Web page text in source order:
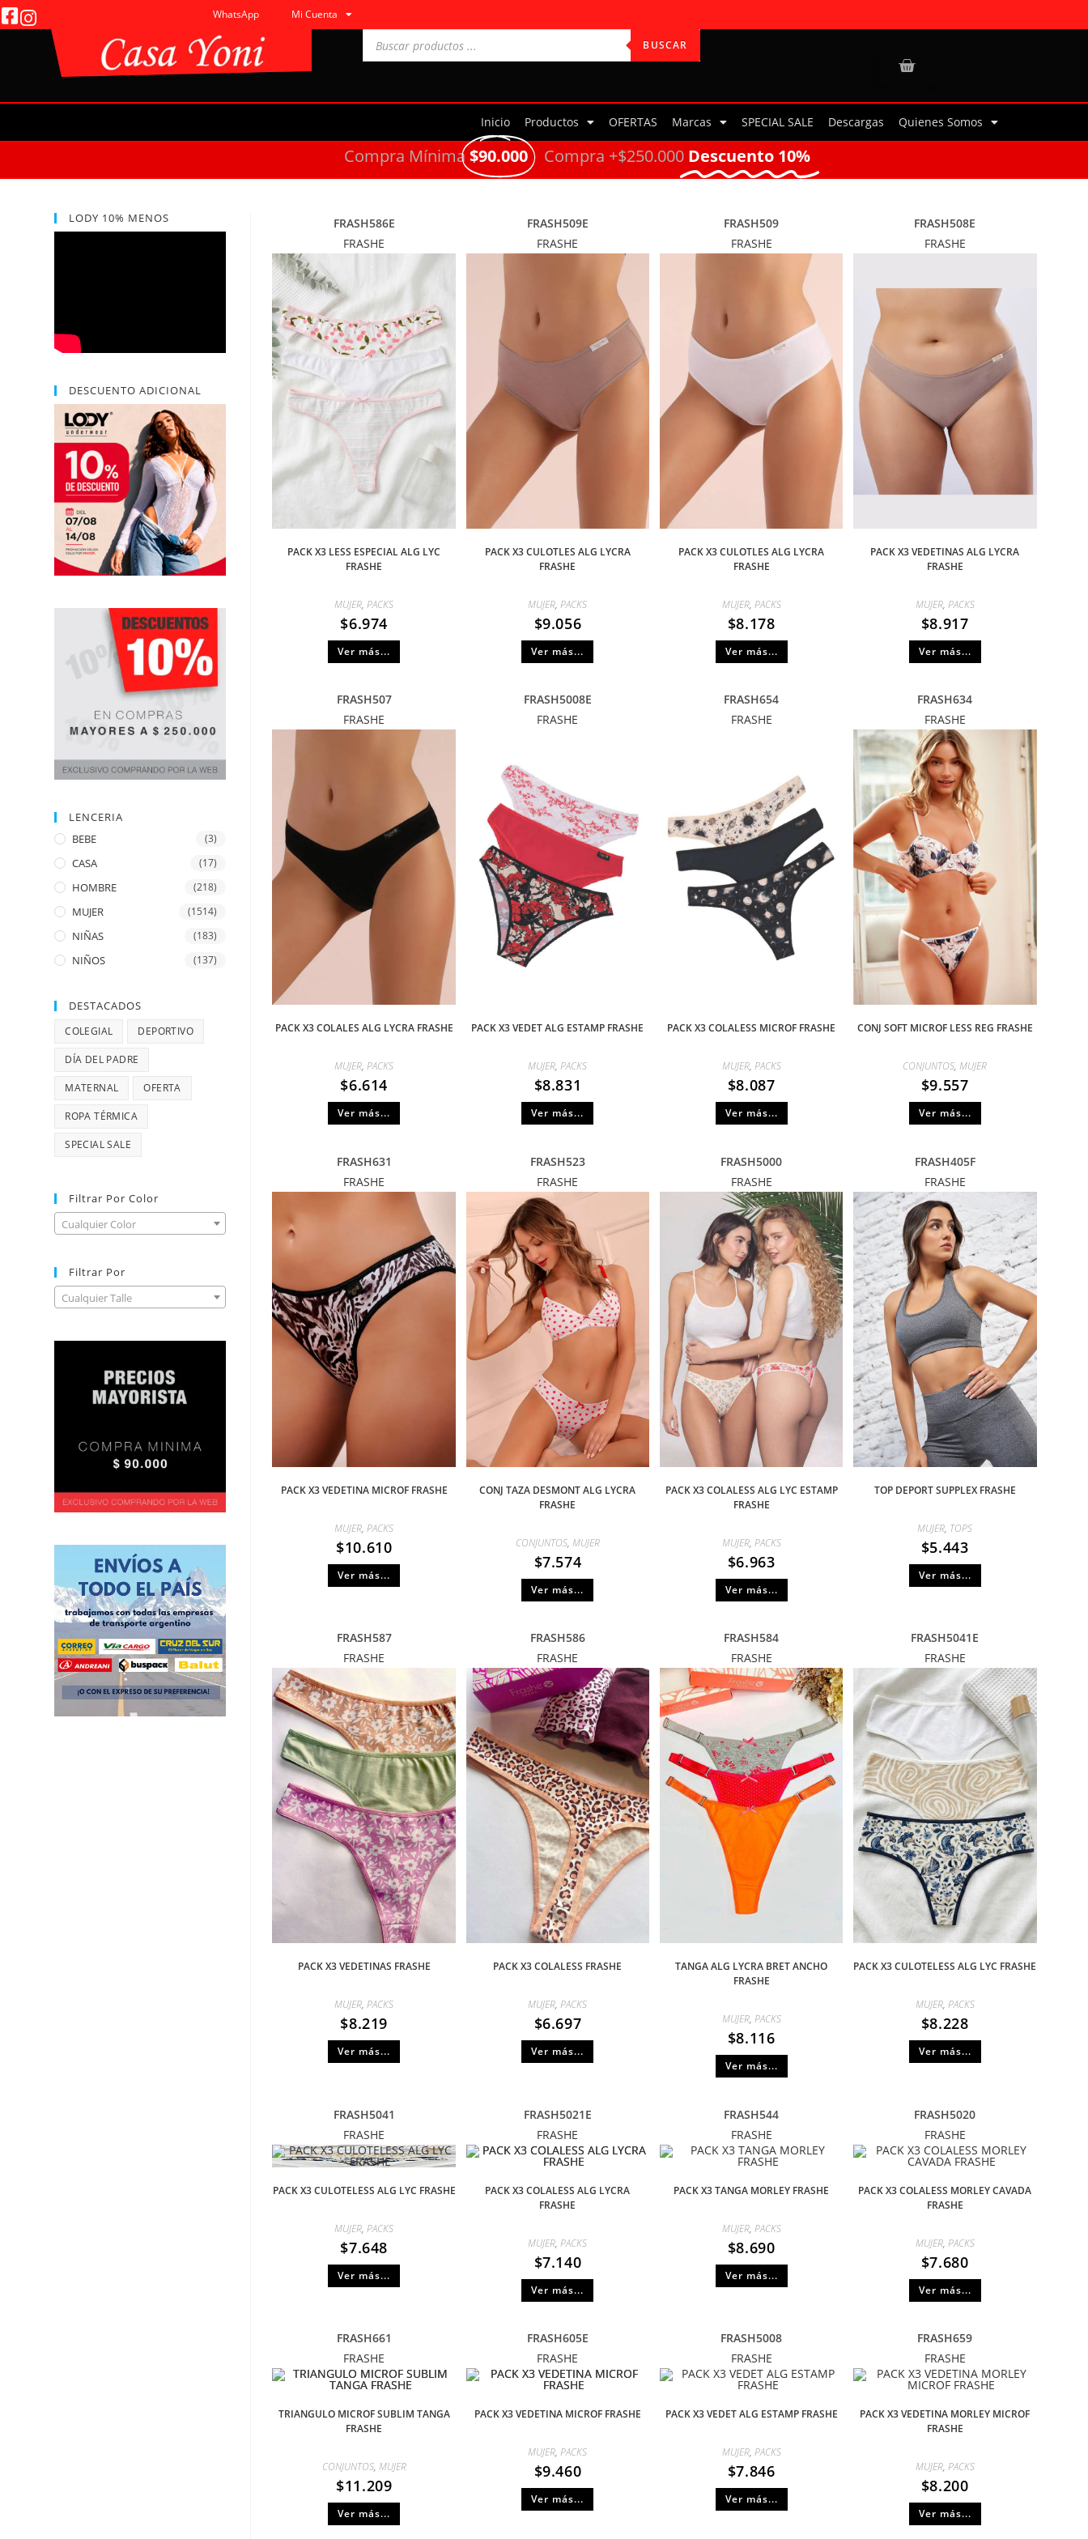
WhatsApp Mi Cuenta
BUSCAR
Inicio Productos OFERTAS Marcas SPECIAL SALE Descargas Quienes Somos
Compra Mínima$90.000 Compra +$250.000 Descuento 10%
LODY 10% MENOS
DESCUENTO ADICIONAL
LENCERIA
BEBE
(3)
CASA (17)
HOMBRE (218)
MUJER (1514)
NIÑAS (183)
NIÑOS (137)
DESTACADOS
COLEGIAL DEPORTIVO
DÍA DEL PADRE
MATERNAL OFERTA
ROPA TÉRMICA
SPECIAL SALE
Filtrar Por Color
Cualquier Color
Filtrar Por
Cualquier Talle
FRASH586E
FRASHE
PACK X3 LESS ESPECIAL ALG LYC
FRASHE
MUJER,PACKS
$6.974
Ver más...
FRASH509E
FRASHE
PACK X3 CULOTLES ALG LYCRA
FRASHE
MUJER,PACKS
$9.056
Ver más...
FRASH509
FRASHE
PACK X3 CULOTLES ALG LYCRA
FRASHE
MUJER, PACKS
$8.178
Ver más...
FRASH508E
FRASHE
PACK X3 VEDETINAS ALG LYCRA
FRASHE
MUJER, PACKS
$8.917
Ver más...
FRASH507
FRASHE
PACK X3 COLALES ALG LYCRA FRASHE
MUJER,PACKS
$6.614
Ver más...
FRASH5008E
FRASHE
PACK X3 VEDET ALG ESTAMP FRASHE
MUJER,PACKS
$8.831
Ver más...
FRASH654
FRASHE
PACK X3 COLALESS MICROF FRASHE
MUJER, PACKS
$8.087
Ver más...
FRASH634
FRASHE
CONJ SOFT MICROF LESS REG FRASHE
CONJUNTOS,MUJER
$9.557
Ver más...
FRASH631
FRASHE
PACK X3 VEDETINA MICROF FRASHE
MUJER,PACKS
$10.610
Ver más...
FRASH523
FRASHE
CONJ TAZA DESMONT ALG LYCRA
FRASHE
CONJUNTOS, MUJER
$7.574
Ver más...
FRASH5000
FRASHE
PACK X3 COLALESS ALG LYC ESTAMP
FRASHE
MUJER, PACKS
$6.963
Ver más...
FRASH405F
FRASHE
TOP DEPORT SUPPLEX FRASHE
MUJER, TOPS
$5.443
Ver más...
FRASH587
FRASHE
PACK X3 VEDETINAS FRASHE
MUJER,PACKS
$8.219
Ver más...
FRASH586
FRASHE
PACK X3 COLALESS FRASHE
MUJER,PACKS
$6.697
Ver más...
FRASH584
FRASHE
TANGA ALG LYCRA BRET ANCHO
FRASHE
MUJER, PACKS
$8.116
Ver más...
FRASH5041E
FRASHE
PACK X3 CULOTELESS ALG LYC FRASHE
MUJER, PACKS
$8.228
Ver más...
FRASH5041
FRASHE
PACK X3 CULOTELESS ALG LYC FRASHE
MUJER,PACKS
$7.648
Ver más...
FRASH5021E
FRASHE
PACK X3 COLALESS ALG LYCRA
FRASHE
MUJER,PACKS
$7.140
Ver más...
FRASH544
FRASHE
PACK X3 TANGA MORLEY FRASHE
MUJER, PACKS
$8.690
Ver más...
FRASH5020
FRASHE
PACK X3 COLALESS MORLEY CAVADA
FRASHE
MUJER, PACKS
$7.680
Ver más...
FRASH661
FRASHE
TRIANGULO MICROF SUBLIM TANGA
FRASHE
CONJUNTOS, MUJER
$11.209
Ver más...
FRASH605E
FRASHE
PACK X3 VEDETINA MICROF FRASHE
MUJER,PACKS
$9.460
Ver más...
FRASH5008
FRASHE
PACK X3 VEDET ALG ESTAMP FRASHE
MUJER, PACKS
$7.846
Ver más...
FRASH659
FRASHE
PACK X3 VEDETINA MORLEY MICROF
FRASHE
MUJER, PACKS
$8.200
Ver más...